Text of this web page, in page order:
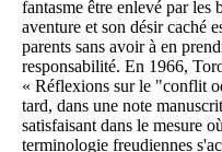
fantasme être enlevé par
aventure et son désir caché
parents sans avoir à en
responsabilité. En 1966,
« Réflexions sur le "conflit
tard, dans une note
satisfaisant dans le mesure
terminologie freudiennes